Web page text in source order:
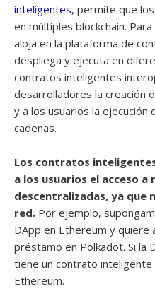
inteligentes, permite que
en múltiples blockchain.
aloja en la plataforma de
despliega y ejecuta en
contratos inteligentes
desarrolladores la creación
y a los usuarios la
cadenas.
Los contratos
a los usuarios el acceso
descentralizadas, ya que
red. Por ejemplo,
DApp en Ethereum y quiere
préstamo en Polkadot. Si la
tiene un contrato
Ethereum.